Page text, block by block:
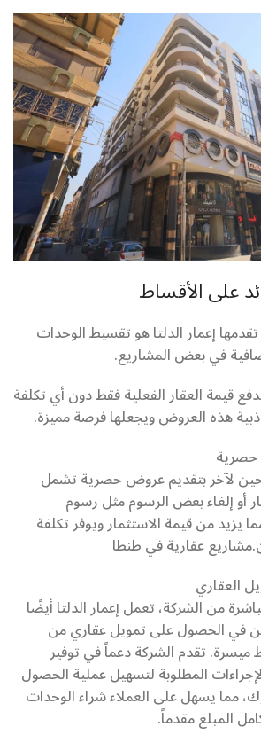
إعمار الدلتا هو تقسيط الوحدات
في بعض المشاريع.
قيمة العقار الفعلية فقط دون أي تكلفة
هذه العروض ويجعلها فرصة مميزة.
حين لآخر بتقديم عروض حصرية تشمل
أو إلغاء بعض الرسوم مثل رسوم
يزيد من قيمة الاستثمار ويوفر تكلفة
عقارية في طنطا
من الشركة، تعمل إعمار الدلتا أيضًا
في الحصول على تمويل عقاري من
ميسرة. تقدم الشركة دعماً في توفير
المطلوبة لتسهيل عملية الحصول
مما يسهل على العملاء شراء الوحدات
المبلغ مقدماً.